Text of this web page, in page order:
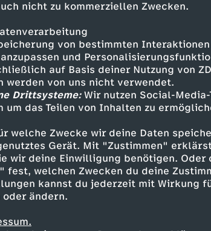
nicht zu kommerziellen Zwecken.
von bestimmten
und
auf Basis deiner Nutzung von
werden von uns nicht verwendet.
Drittsysteme:Wir nutzen Social-
um das Teilen von Inhalten zu
welche Zwecke wir deine Daten
Gerät. Mit "Zustimmen"
wir deine Einwilligung benötigen. Oder
fest, welchen Zwecken du deine
kannst du jederzeit mit Wirkung
ändern.
entdecken
informativ phoenix vor ort